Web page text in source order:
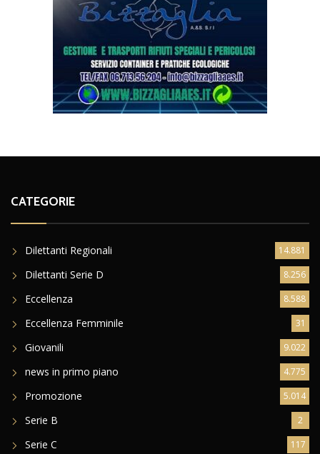
CATEGORIE
Dilettanti Regionali 14.881
Dilettanti Serie D 8.256
Eccellenza 8.588
Eccellenza Femminile 31
Giovanili 9.022
news in primo piano 4.775
Promozione 5.014
Serie B 2
Serie C 117